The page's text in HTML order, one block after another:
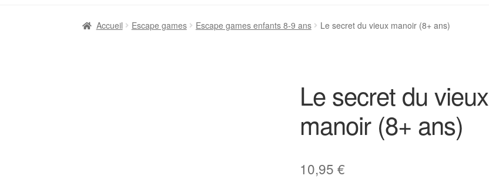
Accueil Escape games Escape games enfants 8-9 ans Le secret du vieux manoir (8+ ans)
Le secret du vieux
manoir (8+ ans)
10,95€